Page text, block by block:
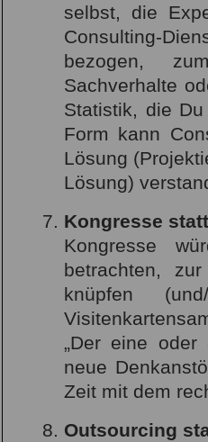
selbst, die
Consulting-
bezogen,
Sachverhalte
Statistik, die
Form kann
Lösung
Lösung)
Kongresse
Kongresse
betrachten,
knüpfen
„Der eine oder
neue
Zeit mit dem
Outsourcing